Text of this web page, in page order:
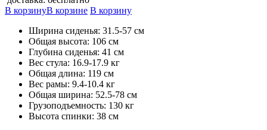
В корзинуВ корзине В корзину
Ширина сиденья: 31.5-57 см
Общая высота: 106 см
Глубина сиденья: 41 см
Вес стула: 16.9-17.9 кг
Общая длина: 119 см
Вес рамы: 9.4-10.4 кг
Общая ширина: 52.5-78 см
Грузоподъемность: 130 кг
Высота спинки: 38 см